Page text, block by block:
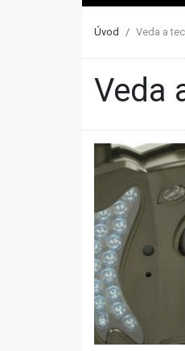
Úvod Veda a